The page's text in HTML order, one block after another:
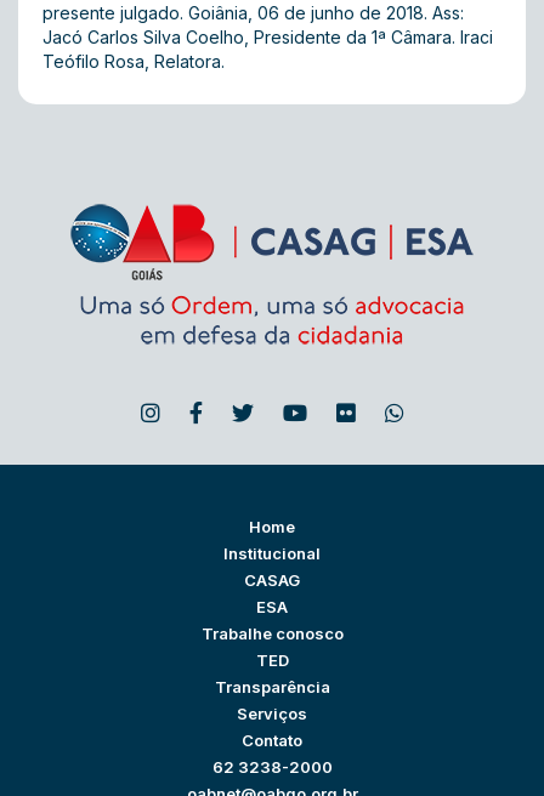
presente julgado. Goiânia, 06 de junho de 2018. Ass:
Jacó Carlos Silva Coelho, Presidente da 1ª Câmara. Iraci
Teófilo Rosa, Relatora.
Home
Institucional
CASAG
ESA
Trabalhe conosco
TED
Transparência
Serviços
Contato
62 3238-2000